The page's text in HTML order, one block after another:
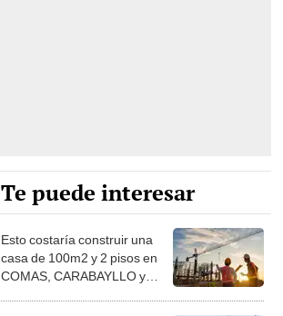
Te puede interesar
Esto costaría construir una
casa de 100m2 y 2 pisos en
COMAS, CARABAYLLO y